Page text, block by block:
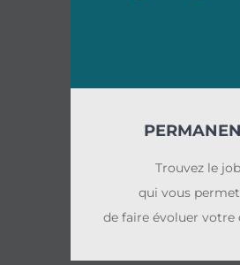
Trouvez le job
qui vous
de faire évoluer votre